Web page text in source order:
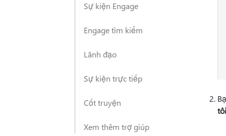
Sự kiện Engage
Engage tìm kiếm
Lãnh đạo
Sự kiện trực tiếp
Cốt truyện
Xem thêm trợ giúp
tôi